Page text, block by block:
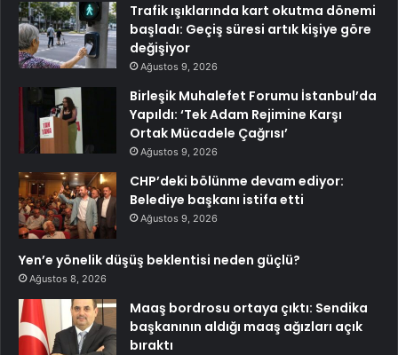
Trafik ışıklarında kart okutma dönemi
başladı: Geçiş süresi artık kişiye göre
değişiyor
Ağustos 9, 2026
Birleşik Muhalefet Forumu İstanbul’da
Yapıldı: ‘Tek Adam Rejimine Karşı
Ortak Mücadele Çağrısı’
Ağustos 9, 2026
CHP’deki bölünme devam ediyor:
Belediye başkanı istifa etti
Ağustos 9, 2026
Yen’e yönelik düşüş beklentisi neden güçlü?
Ağustos 8, 2026
Maaş bordrosu ortaya çıktı: Sendika
başkanının aldığı maaş ağızları açık
bıraktı